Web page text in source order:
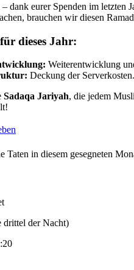
dank eurer Spenden im letzten
brauchen wir diesen
dieses Jahr:
Weiterentwicklung
Deckung der Serverkosten.
Sadaqa Jariyah, die jedem
Taten in diesem gesegneten
drittel der Nacht)